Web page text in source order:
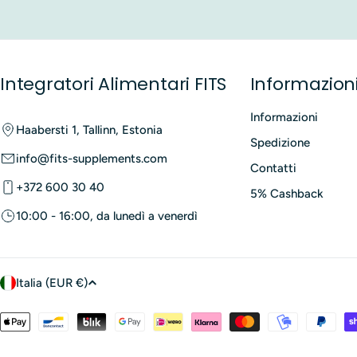
totale di magnesio sia dalla dieta che da altri integratori.
allattamento, dovrebbero consultare un medico o un
prodotto deve essere interrotto.
Dove Acquistare
possono essere
Integratori Alimentari FITS
Haabersti 1, Tallinn, Estonia
info@fits-supplements.com
+372 600 30 40
10:00 - 16:00, da lunedì a venerdì
Informazioni
Spedizione
Contatti
5% Cashback
P
a
Italia (EUR €)
Metodi